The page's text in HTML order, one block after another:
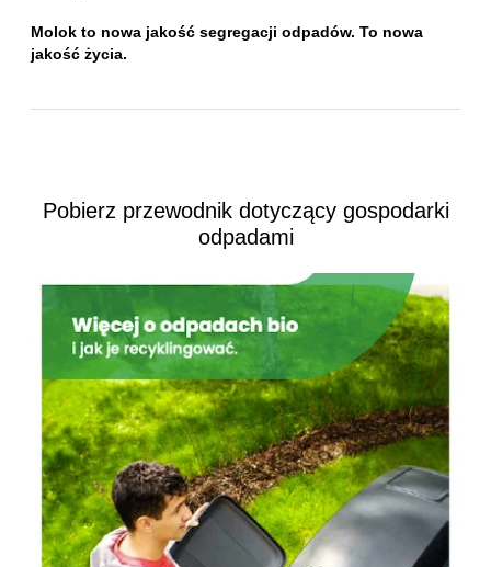
Molok to nowa jakość segregacji odpadów. To nowa
jakość życia.
Pobierz przewodnik dotyczący gospodarki
odpadami